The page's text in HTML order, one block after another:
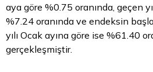
aya göre %0.75 oranında, geçen
%7.24 oranında ve endeksin
yılı Ocak ayına göre ise %61.40
gerçekleşmiştir.